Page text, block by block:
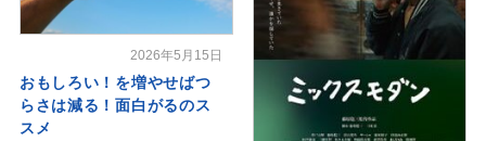
2026年5月15日
おもしろい！を増やせばつ
らさは減る！面白がるのス
スメ